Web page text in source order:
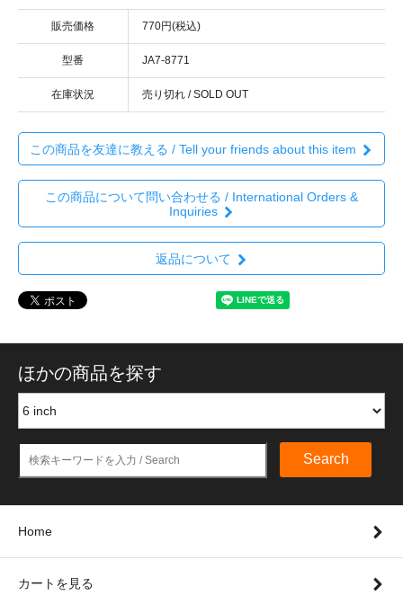
販売価格 770円(税込)
型番 JA7-8771
在庫状況 売り切れ / SOLD OUT
この商品を友達に教える / Tell your friends about this item
この商品について問い合わせる / International Orders &
Inquiries
返品について
ほかの商品を探す
Search
Home
カートを見る